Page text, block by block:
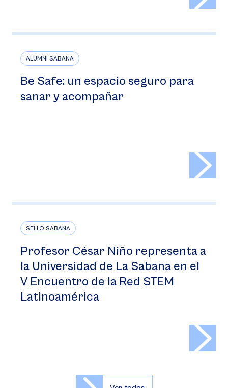
ALUMNI SABANA
Be Safe: un espacio seguro para
sanar y acompañar
SELLO SABANA
Profesor César Niño representa a
la Universidad de La Sabana en el
V Encuentro de la Red STEM
Latinoamérica